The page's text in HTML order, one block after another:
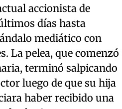
accionista de
días hasta
mediático con
La pelea, que comenzó
terminó salpicando
luego de que su hija
haber recibido una